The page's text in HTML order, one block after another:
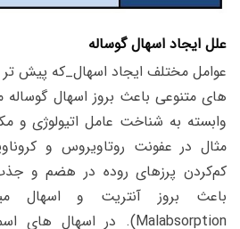
علل ایجاد اسهال گوساله
عوامل مختلف ایجاد اسهال_که پیش
های متنوعی باعث بروز اسهال
وابسته به شناخت عامل اتیولوژی و
مثال در عفونت روتاویروس و
کم‌کردن پرزهای روده در هضم و
باعث بروز آنتریت و اسهال